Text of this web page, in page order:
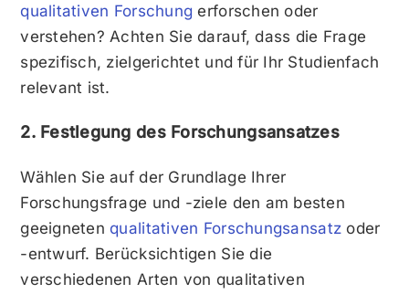
qualitativen Forschung erforschen oder
verstehen? Achten Sie darauf, dass die Frage
spezifisch, zielgerichtet und für Ihr Studienfach
relevant ist.
2. Festlegung des Forschungsansatzes
Wählen Sie auf der Grundlage Ihrer
Forschungsfrage und -ziele den am besten
geeigneten qualitativen Forschungsansatz oder
-entwurf. Berücksichtigen Sie die
verschiedenen Arten von qualitativen